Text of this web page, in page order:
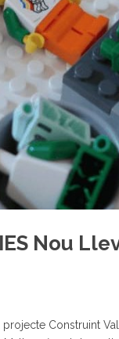
Nou
Construint